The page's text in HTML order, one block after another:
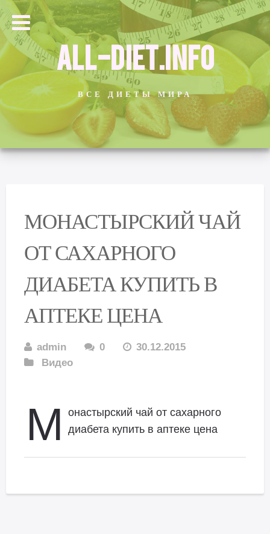
ALL-DIET.INFO
ВСЕ ДИЕТЫ МИРА
МОНАСТЫРСКИЙ ЧАЙ
ОТ САХАРНОГО
ДИАБЕТА КУПИТЬ В
АПТЕКЕ ЦЕНА
admin 0
30.12.2015
Видео
М
онастырский чай от сахарного
диабета купить в аптеке цена